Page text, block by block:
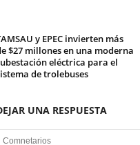
y EPEC invierten más
$27 millones en una moderna
eléctrica para el
de trolebuses
UNA RESPUESTA